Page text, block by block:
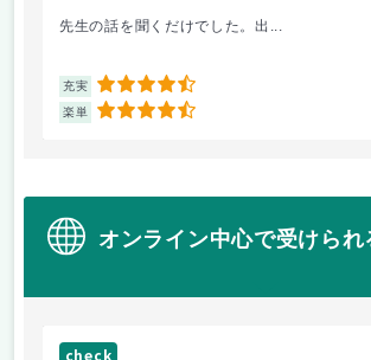
先生の話を聞くだけでした。出...
充実 4.5
楽単 4.5
オンライン中心で受けられ
check